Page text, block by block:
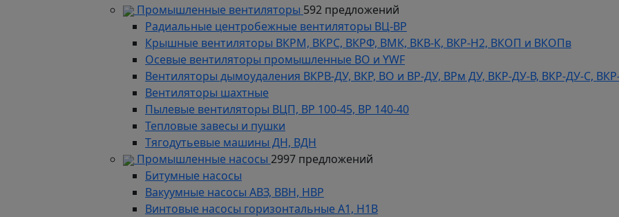
Промышленные вентиляторы 592 предложений
Радиальные центробежные вентиляторы ВЦ-ВР
Крышные вентиляторы ВКРМ, ВКРС, ВКРФ, ВМК, ВКВ-К, ВКР-Н2, ВКОП и ВКОПв
Осевые вентиляторы промышленные ВО и YWF
Вентиляторы дымоудаления ВКРВ-ДУ, ВКР, ВО и ВР-ДУ, ВРм ДУ, ВКР-ДУ-В, ВКР-ДУ-С,
Вентиляторы шахтные
Пылевые вентиляторы ВЦП, ВР 100-45, ВР 140-40
Тепловые завесы и пушки
Тягодутьевые машины ДН, ВДН
Промышленные насосы 2997 предложений
Битумные насосы
Вакуумные насосы АВЗ, ВВН, НВР
Винтовые насосы горизонтальные А1, Н1В